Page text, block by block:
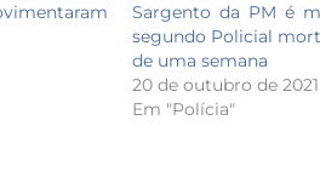
Sargento da PM é
segundo Policial
de uma semana
20 de outubro de 2021
Em "Polícia"